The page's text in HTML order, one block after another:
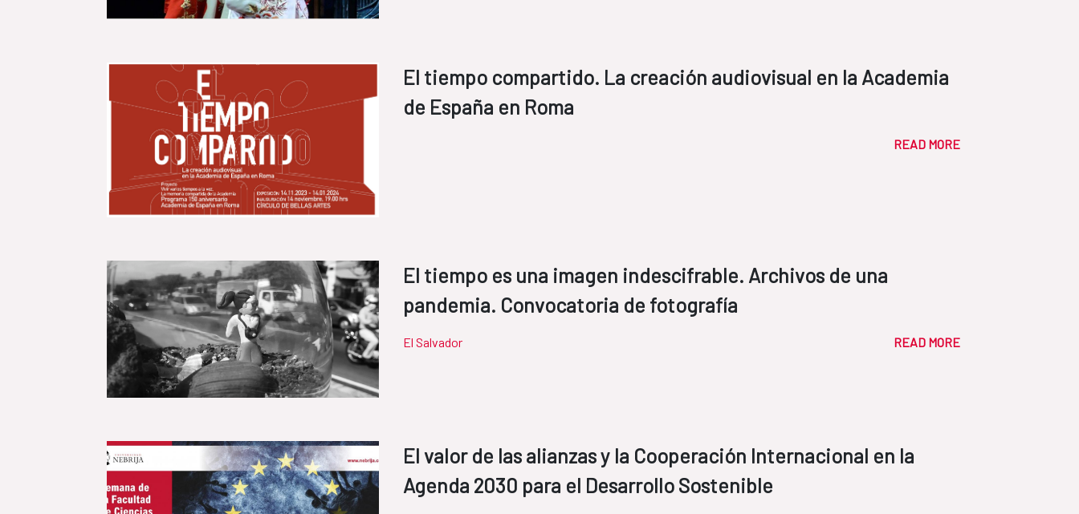
El tiempo compartido. La creación audiovisual en la Academia
de España en Roma
READ MORE
El tiempo es una imagen indescifrable. Archivos de una
pandemia. Convocatoria de fotografía
El Salvador READ MORE
El valor de las alianzas y la Cooperación Internacional en la
Agenda 2030 para el Desarrollo Sostenible